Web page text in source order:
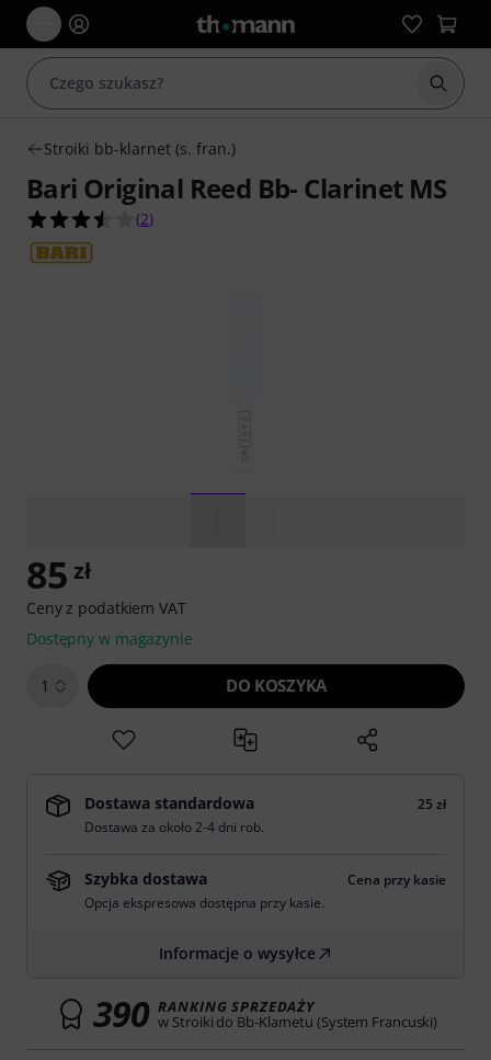
Stroiki bb-klarnet (s. fran.)
Bari Original Reed Bb- Clarinet MS
3.5 na 5 gwiazdek z 2 ocen klientów
(2)
85 zł
Ceny z podatkiem VAT
Dostępny w magazynie
1 DO KOSZYKA
Dostawa standardowa
25 zł
Dostawa za około 2-4 dni rob.
Szybka dostawa
Cena przy kasie
Opcja ekspresowa dostępna przy kasie.
Informacje o wysyłce
390 RANKING SPRZEDAŻY
w Stroiki do Bb-Klarnetu (System Francuski)